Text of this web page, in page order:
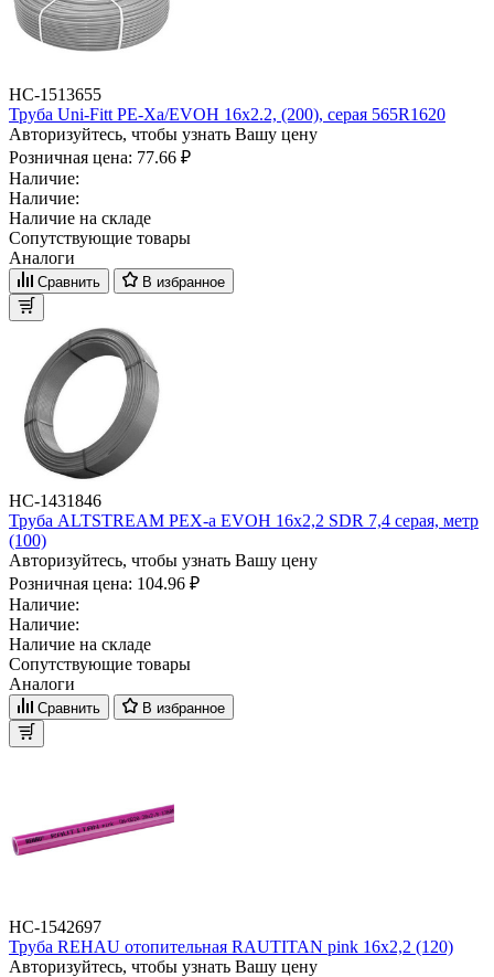
НС-1513655
Труба Uni-Fitt PE-Xa/EVOH 16х2.2, (200), серая 565R1620
Авторизуйтесь, чтобы узнать Вашу цену
Розничная цена: 77.66 ₽
Наличие:
Наличие:
Наличие на складе
Сопутствующие товары
Аналоги
Сравнить В избранное
НС-1431846
Труба ALTSTREAM PEX-а EVOH 16х2,2 SDR 7,4 серая, метр
(100)
Авторизуйтесь, чтобы узнать Вашу цену
Розничная цена: 104.96 ₽
Наличие:
Наличие:
Наличие на складе
Сопутствующие товары
Аналоги
Сравнить В избранное
НС-1542697
Труба REHAU отопительная RAUTITAN pink 16х2,2 (120)
Авторизуйтесь, чтобы узнать Вашу цену